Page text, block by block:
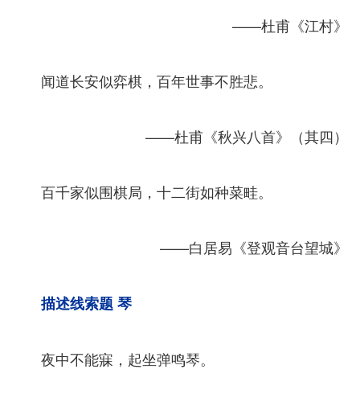
——杜甫《江村》
闻道长安似弈棋，百年世事不胜悲。
——杜甫《秋兴八首》（其四）
百千家似围棋局，十二街如种菜畦。
——白居易《登观音台望城》
描述线索题 琴
夜中不能寐，起坐弹鸣琴。